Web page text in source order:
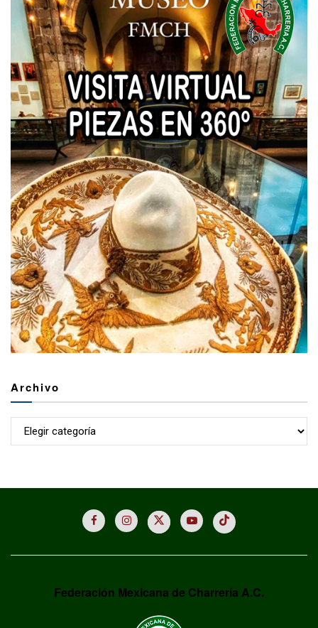
Archivo
Archivo
Federación Mexicana de Charrería A.C.